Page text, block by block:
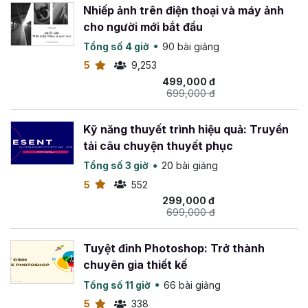
Nhiếp ảnh trên điện thoại và máy ảnh
cho người mới bắt đầu
Tổng số 4 giờ
90 bài giảng
5
9,253
499,000 đ
699,000 đ
Kỹ năng thuyết trình hiệu quả: Truyền
tải câu chuyện thuyết phục
Tổng số 3 giờ
20 bài giảng
5
552
299,000 đ
699,000 đ
Tuyệt đỉnh Photoshop: Trở thành
chuyên gia thiết kế
Tổng số 11 giờ
66 bài giảng
5
338